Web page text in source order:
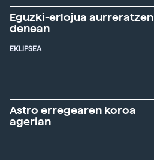
Eguzki-erlojua aurreratzen
denean
EKLIPSEA
Astro erregearen koroa
agerian